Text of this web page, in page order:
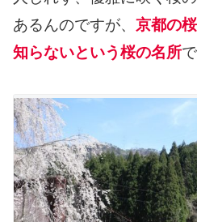
あるんのですが、 京都の
知らないという桜の名所